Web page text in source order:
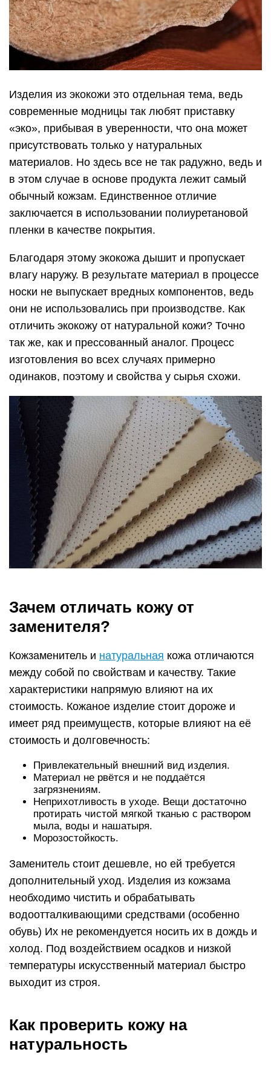
Изделия из экокожи это отдельная тема, ведь
современные модницы так любят приставку
«эко», прибывая в уверенности, что она может
присутствовать только у натуральных
материалов. Но здесь все не так радужно, ведь и
в этом случае в основе продукта лежит самый
обычный кожзам. Единственное отличие
заключается в использовании полиуретановой
пленки в качестве покрытия.
Благодаря этому экокожа дышит и пропускает
влагу наружу. В результате материал в процессе
носки не выпускает вредных компонентов, ведь
они не использовались при производстве. Как
отличить экокожу от натуральной кожи? Точно
так же, как и прессованный аналог. Процесс
изготовления во всех случаях примерно
одинаков, поэтому и свойства у сырья схожи.
Зачем отличать кожу от
заменителя?
Кожзаменитель и натуральная кожа отличаются
между собой по свойствам и качеству. Такие
характеристики напрямую влияют на их
стоимость. Кожаное изделие стоит дороже и
имеет ряд преимуществ, которые влияют на её
стоимость и долговечность:
Привлекательный внешний вид изделия.
Материал не рвётся и не поддаётся
загрязнениям.
Неприхотливость в уходе. Вещи достаточно
протирать чистой мягкой тканью с раствором
мыла, воды и нашатыря.
Морозостойкость.
Заменитель стоит дешевле, но ей требуется
дополнительный уход. Изделия из кожзама
необходимо чистить и обрабатывать
водоотталкивающими средствами (особенно
обувь) Их не рекомендуется носить их в дождь и
холод. Под воздействием осадков и низкой
температуры искусственный материал быстро
выходит из строя.
Как проверить кожу на
натуральность